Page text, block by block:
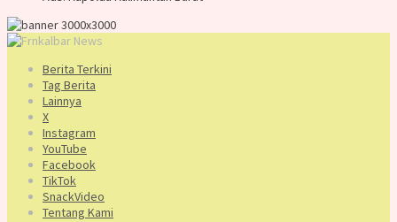
Berita Terkini
Tag Berita
Lainnya
X
Instagram
YouTube
Facebook
TikTok
SnackVideo
Tentang Kami